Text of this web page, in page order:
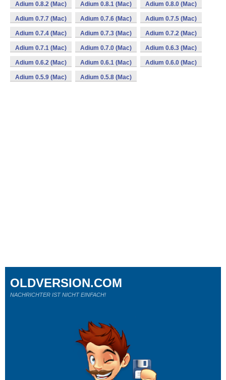
Adium 0.8.2 (Mac) Adium 0.8.1 (Mac) Adium 0.8.0 (Mac)
Adium 0.7.7 (Mac) Adium 0.7.6 (Mac) Adium 0.7.5 (Mac)
Adium 0.7.4 (Mac) Adium 0.7.3 (Mac) Adium 0.7.2 (Mac)
Adium 0.7.1 (Mac) Adium 0.7.0 (Mac) Adium 0.6.3 (Mac)
Adium 0.6.2 (Mac) Adium 0.6.1 (Mac) Adium 0.6.0 (Mac)
Adium 0.5.9 (Mac) Adium 0.5.8 (Mac)
OLDVERSION.COM
NACHRICHTER IST NICHT EINFACH!